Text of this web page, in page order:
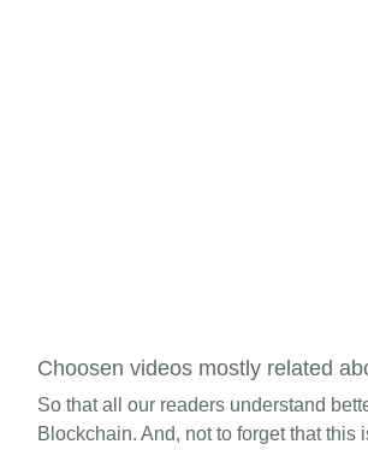
Choosen videos mostly related
So that all our readers understand
Blockchain. And, not to forget that